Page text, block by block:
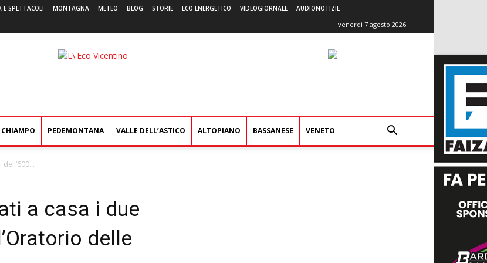
E SPETTACOLI MONTAGNA METEO BLOG STORIE ECO ENERGETICO VIDEOGIORNALE AUDIONOTIZIE
venerdì 7 agosto 2026
L'Eco
PEDEMONTANA VALLE DELL’ASTICO ALTOPIANO BASSANESE VENETO
‘600...
a casa i due
delle